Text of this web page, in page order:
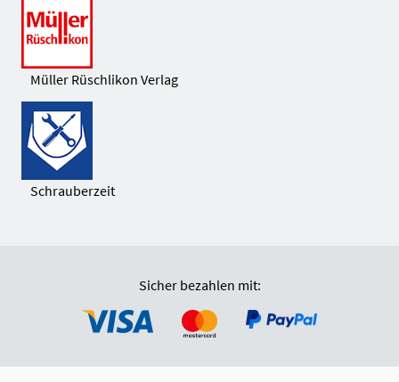
Müller Rüschlikon Verlag
Schrauberzeit
Sicher bezahlen mit: